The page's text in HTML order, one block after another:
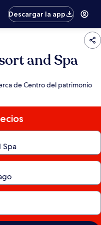
Descargar la app
and Spa
de Centro del patrimonio